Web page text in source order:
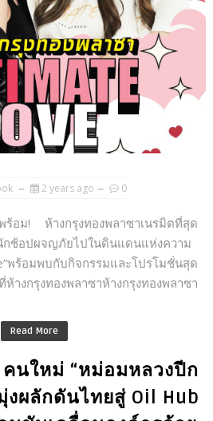
2 years ago 0
ร้อม! ห้างกรุงทองพลาซาเนรมิตที่สุด
ช้อปผจญภัยไปในดินแดนแห่งความ
พร้อมพบกับกิจกรรมและโปรโมชั่นสุด
างกรุงทองพลาซาห้างกรุงทองพลาซา
Read More
คนใหม่ “หม่อมหลวงปีก
งผลักดันไทยสู่ Oil Hub